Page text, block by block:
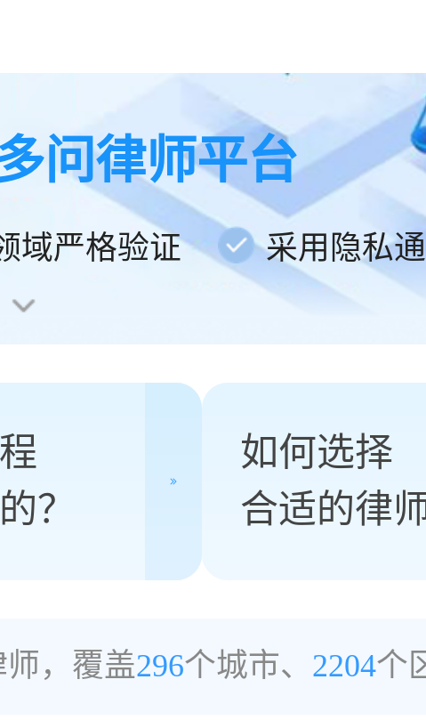
问律师平台
域严格验证 采用隐私
？
如何选择
合适的律师
，覆盖296个城市、 2204个